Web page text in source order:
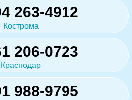
263-4912
Кострома
206-0723
Краснодар
988-9795